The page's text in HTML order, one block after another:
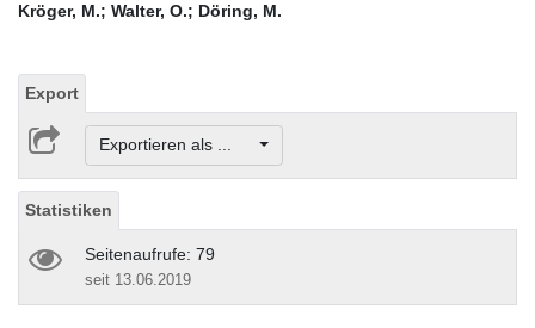
Kröger, M.; Walter, O.; Döring, M.
Export
Exportieren als ...
Statistiken
Seitenaufrufe: 79
seit 13.06.2019